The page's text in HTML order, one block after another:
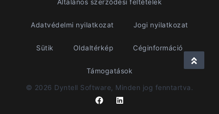
Általános szerződési feltételek
Adatvédelmi nyilatkozat Jogi nyilatkozat
Sütik Oldaltérkép Céginformáció
Támogatások
© 2026 Dyntell Software, Minden jog fenntartva.